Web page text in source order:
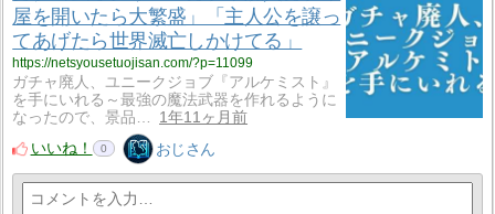
屋を開いたら大繁盛」「主人公を譲っ
てあげたら世界滅亡しかけてる」
https://netsyousetuojisan.com/?p=11099
ガチャ廃人、ユニークジョブ『アルケミスト』
を手にいれる～最強の魔法武器を作れるように
なったので、景品…
1年11ヶ月前
いいね！
0 おじさん